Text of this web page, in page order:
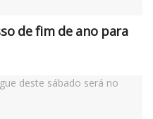
de fim de ano para